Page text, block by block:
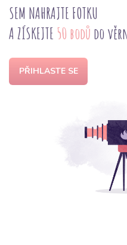
SEM NAHRAJTE FOTKU
A ZÍSKEJTE 50 bodů do
PŘIHLASTE SE